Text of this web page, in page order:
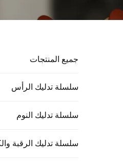
جميع المنتجات
سلسلة تدليك الرأس
سلسلة تدليك النوم
سلسلة تدليك الرقبة